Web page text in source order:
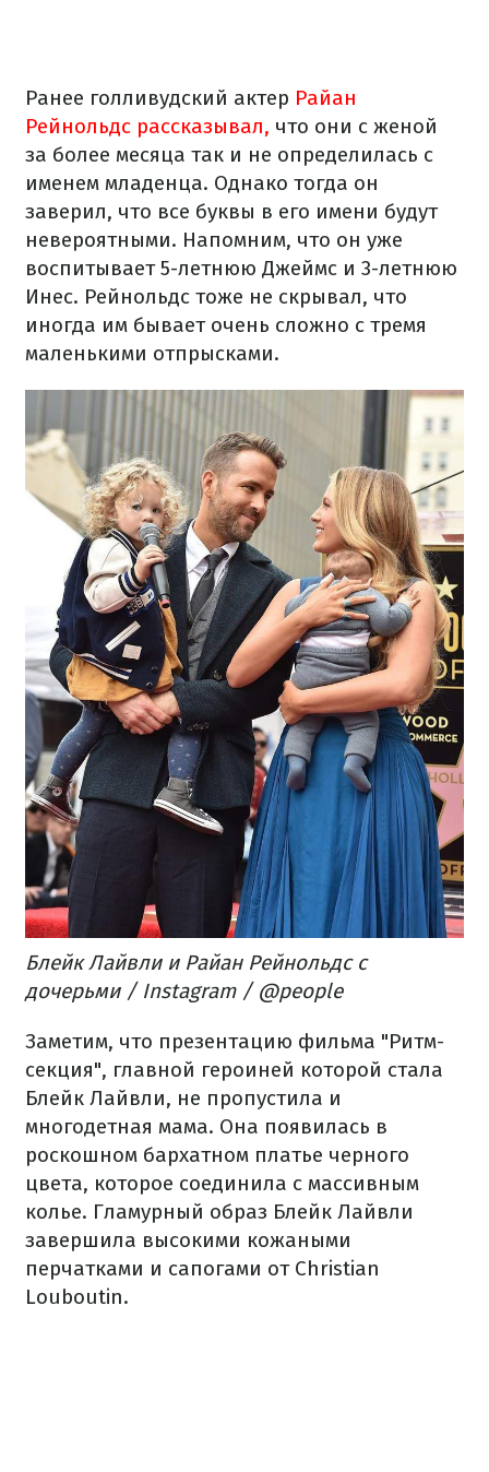
Ранее голливудский актер Райан
Рейнольдс рассказывал, что они с женой
за более месяца так и не определилась с
именем младенца. Однако тогда он
заверил, что все буквы в его имени будут
невероятными. Напомним, что он уже
воспитывает 5-летнюю Джеймс и 3-летнюю
Инес. Рейнольдс тоже не скрывал, что
иногда им бывает очень сложно с тремя
маленькими отпрысками.
Блейк Лайвли и Райан Рейнольдс с
дочерьми / Instagram / @people
Заметим, что презентацию фильма "Ритм-
секция", главной героиней которой стала
Блейк Лайвли, не пропустила и
многодетная мама. Она появилась в
роскошном бархатном платье черного
цвета, которое соединила с массивным
колье. Гламурный образ Блейк Лайвли
завершила высокими кожаными
перчатками и сапогами от Christian
Louboutin.